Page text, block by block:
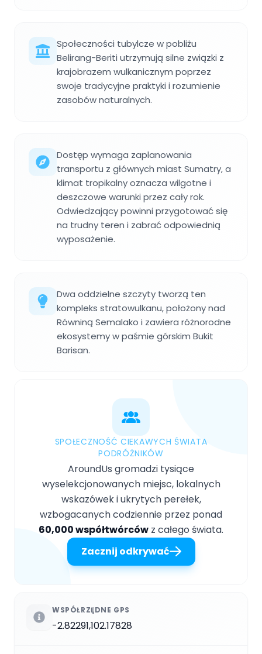
Społeczności tubylcze w pobliżu
Belirang-Beriti utrzymują silne związki z
krajobrazem wulkanicznym poprzez
swoje tradycyjne praktyki i rozumienie
zasobów naturalnych.
Dostęp wymaga zaplanowania
transportu z głównych miast Sumatry, a
klimat tropikalny oznacza wilgotne i
deszczowe warunki przez cały rok.
Odwiedzający powinni przygotować się
na trudny teren i zabrać odpowiednią
wyposażenie.
Dwa oddzielne szczyty tworzą ten
kompleks stratowulkanu, położony nad
Równiną Semalako i zawiera różnorodne
ekosystemy w paśmie górskim Bukit
Barisan.
SPOŁECZNOŚĆ CIEKAWYCH ŚWIATA
PODRÓŻNIKÓW
AroundUs gromadzi tysiące
wyselekcjonowanych miejsc, lokalnych
wskazówek i ukrytych perełek,
wzbogacanych codziennie przez ponad
60,000 współtwórców z całego świata.
Zacznij odkrywać
WSPÓŁRZĘDNE GPS
-2.82291,102.17828